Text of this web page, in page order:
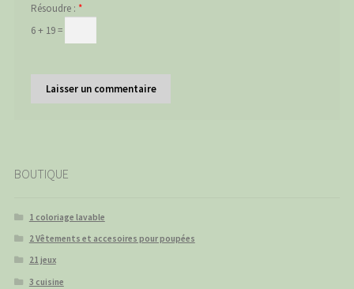
Résoudre : *
6 + 19 =
BOUTIQUE
1 coloriage lavable
2 Vêtements et accesoires pour poupées
21 jeux
3 cuisine